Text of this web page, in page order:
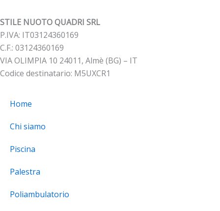
STILE NUOTO QUADRI SRL
P.IVA: IT03124360169
C.F.: 03124360169
VIA OLIMPIA 10 24011, Almè (BG) – IT
Codice destinatario: M5UXCR1
Home
Chi siamo
Piscina
Palestra
Poliambulatorio